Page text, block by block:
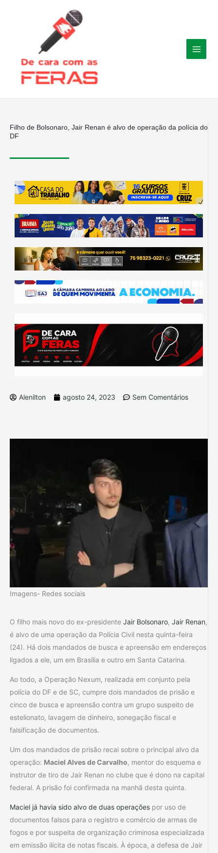
Filho de Bolsonaro, Jair Renan é alvo de operação da polícia do
DF
Alenilton agosto 24, 2023 Sem Comentários
Imagens- Redes sociais
O filho mais novo do ex-presidente Jair Bolsonaro, Jair Renan,
é alvo de uma operação da Polícia Civil nesta quinta-feira
(24). Há dois mandados de busca e apreensão em endereços
ligados a ele, um em Brasília e outro em Santa Catarina.
Ao todo, a Operação Nexum, realizada em conjunto pela
polícia do DF e de SC, cumpre dois mandados de prisão e
cinco de busca e apreensão contra um grupo suspeito de
estelionato, lavagem de dinheiro, sonegação fiscal e
falsificação de documentos.
Um dos mandados de prisão recai sobre o principal alvo da
operação: Maciel Alves de Carvalho, mentor do esquema e
instrutor de tiro de Jair Renan no clube que é dono na capital
federal. A prisão foi confirmada na manhã desta quinta.
Maciel já havia sido alvo de duas operações por uso de
documentos falsos para o registro e comércio de armas de
fogos e por suspeita de organização criminosa especializada
em emissão ilícita de notas fiscais. À época, a defesa de Jair